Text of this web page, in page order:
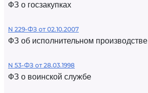
ФЗ о госзакупках
N 229-ФЗ от 02.10.2007
ФЗ об исполнительном производстве
N 53-ФЗ от 28.03.1998
ФЗ о воинской службе